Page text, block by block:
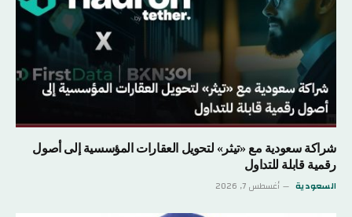
شراكة سعودية مع «تيثر» لتحويل العقارات المؤسسية إلى أصول
رقمية قابلة للتداول
السعودية أغسطس 7, 2026